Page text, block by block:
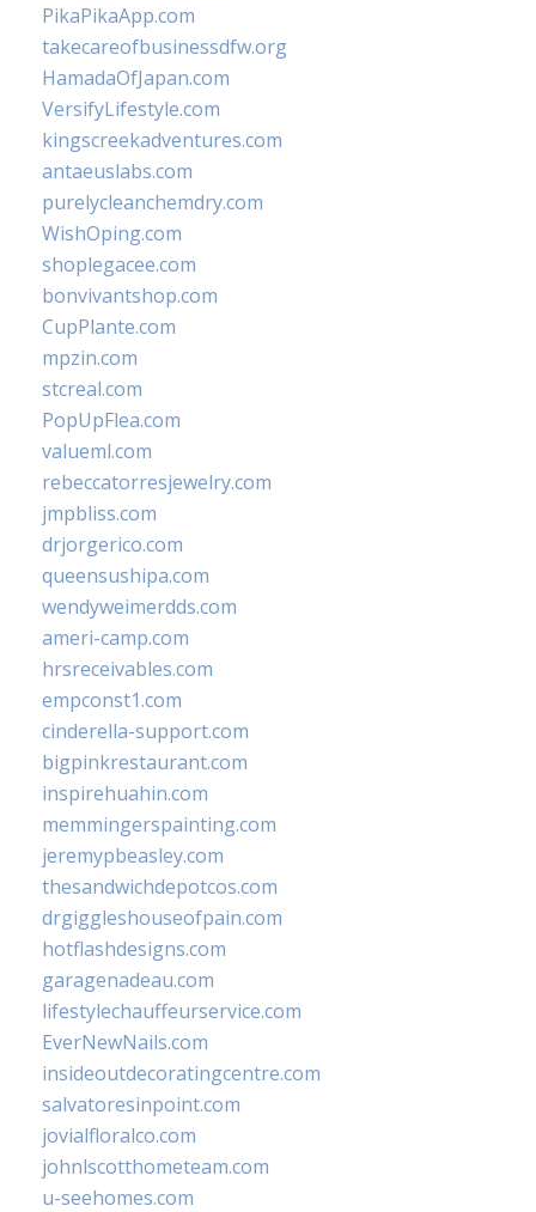
PikaPikaApp.com
takecareofbusinessdfw.org
HamadaOfJapan.com
VersifyLifestyle.com
kingscreekadventures.com
antaeuslabs.com
purelycleanchemdry.com
WishOping.com
shoplegacee.com
bonvivantshop.com
CupPlante.com
mpzin.com
stcreal.com
PopUpFlea.com
valueml.com
rebeccatorresjewelry.com
jmpbliss.com
drjorgerico.com
queensushipa.com
wendyweimerdds.com
ameri-camp.com
hrsreceivables.com
empconst1.com
cinderella-support.com
bigpinkrestaurant.com
inspirehuahin.com
memmingerspainting.com
jeremypbeasley.com
thesandwichdepotcos.com
drgiggleshouseofpain.com
hotflashdesigns.com
garagenadeau.com
lifestylechauffeurservice.com
EverNewNails.com
insideoutdecoratingcentre.com
salvatoresinpoint.com
jovialfloralco.com
johnlscotthometeam.com
u-seehomes.com